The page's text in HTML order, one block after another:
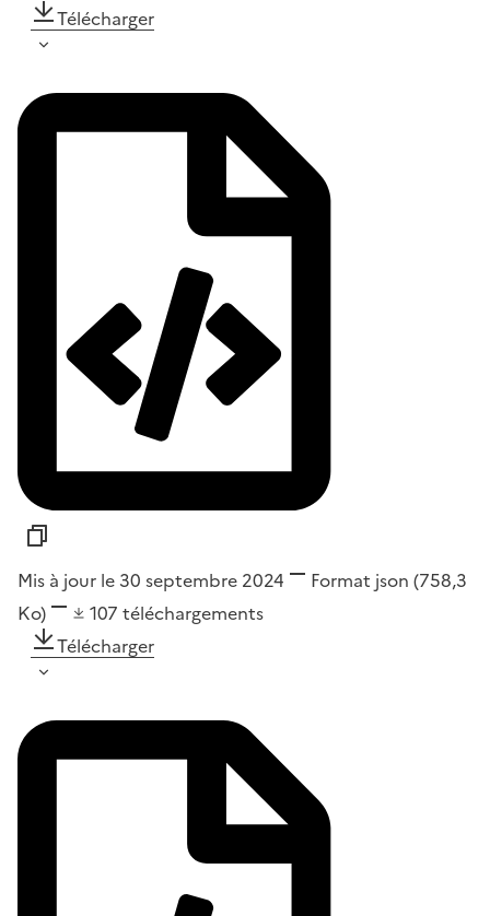
Télécharger
Mis à jour le 30 septembre 2024 Format json (758,3
Ko)
107 téléchargements
Télécharger